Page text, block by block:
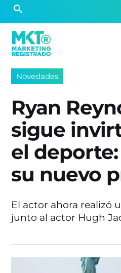
Novedades
Ryan
sigue
el deporte:
su nuevo
El actor ahora realizó
junto al actor Hugh